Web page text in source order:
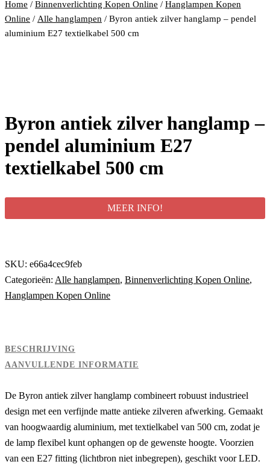
Home / Binnenverlichting Kopen Online / Hanglampen Kopen
Online / Alle hanglampen / Byron antiek zilver hanglamp – pendel
aluminium E27 textielkabel 500 cm
Byron antiek zilver hanglamp –
pendel aluminium E27
textielkabel 500 cm
MEER INFO!
SKU: e66a4cec9feb
Categorieën: Alle hanglampen, Binnenverlichting Kopen Online,
Hanglampen Kopen Online
BESCHRIJVING
AANVULLENDE INFORMATIE
De Byron antiek zilver hanglamp combineert robuust industrieel
design met een verfijnde matte antieke zilveren afwerking. Gemaakt
van hoogwaardig aluminium, met textielkabel van 500 cm, zodat je
de lamp flexibel kunt ophangen op de gewenste hoogte. Voorzien
van een E27 fitting (lichtbron niet inbegrepen), geschikt voor LED.